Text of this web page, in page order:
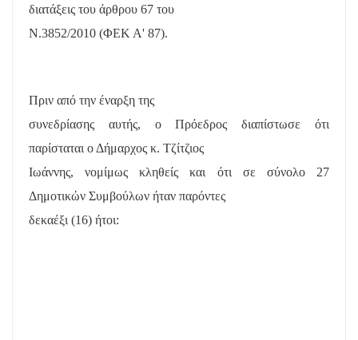
διατάξεις του άρθρου 67 του
Ν.3852/2010 (ΦΕΚ Α' 87).
Πριν από την έναρξη της
συνεδρίασης αυτής, ο Πρόεδρος διαπίστωσε ότι
παρίσταται ο Δήμαρχος κ. Τζίτζιος
Ιωάννης, νομίμως κληθείς και ότι σε σύνολο 27
Δημοτικών Συμβούλων ήταν παρόντες
δεκαέξι (16) ήτοι: